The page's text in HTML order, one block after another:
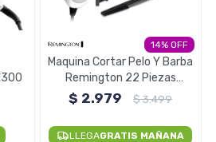
14
Maquina Cortar Pelo Y Barba
Remington 22 Piezas
HC4050
$ 2.979 $3.499
LLEGAGRATIS MAÑANA
electrodomésticos